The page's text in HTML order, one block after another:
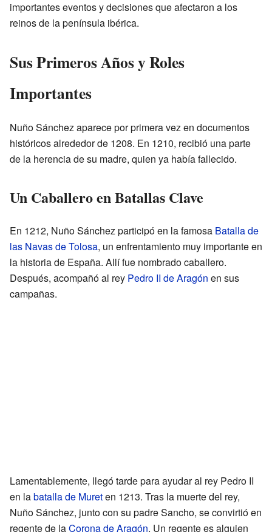
importantes eventos y decisiones que afectaron a los
reinos de la península ibérica.
Sus Primeros Años y Roles
Importantes
Nuño Sánchez aparece por primera vez en documentos
históricos alrededor de 1208. En 1210, recibió una parte
de la herencia de su madre, quien ya había fallecido.
Un Caballero en Batallas Clave
En 1212, Nuño Sánchez participó en la famosa Batalla de
las Navas de Tolosa, un enfrentamiento muy importante en
la historia de España. Allí fue nombrado caballero.
Después, acompañó al rey Pedro II de Aragón en sus
campañas.
Lamentablemente, llegó tarde para ayudar al rey Pedro II
en labatalla de Mureten 1213. Tras la muerte del rey,
Nuño Sánchez, junto con su padre Sancho, se convirtió en
regente de laCorona de Aragón. Un regente es alguien